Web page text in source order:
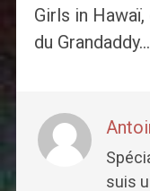
Girls in
du
suis